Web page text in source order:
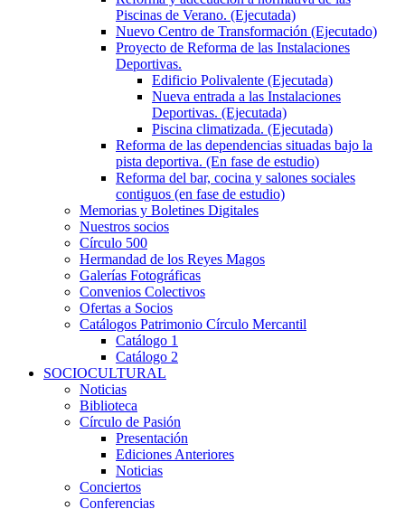
Piscinas de Verano. (Ejecutada)
Nuevo Centro de Transformación (Ejecutado)
Proyecto de Reforma de las Instalaciones
Deportivas.
Edificio Polivalente (Ejecutada)
Nueva entrada a las Instalaciones
Deportivas. (Ejecutada)
Piscina climatizada. (Ejecutada)
Reforma de las dependencias situadas bajo la
pista deportiva. (En fase de estudio)
Reforma del bar, cocina y salones sociales
contiguos (en fase de estudio)
Memorias y Boletines Digitales
Nuestros socios
Círculo 500
Hermandad de los Reyes Magos
Galerías Fotográficas
Convenios Colectivos
Ofertas a Socios
Catálogos Patrimonio Círculo Mercantil
Catálogo 1
Catálogo 2
SOCIOCULTURAL
Noticias
Biblioteca
Círculo de Pasión
Presentación
Ediciones Anteriores
Noticias
Conciertos
Conferencias